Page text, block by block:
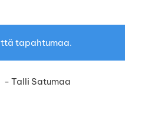
tapahtumaa.
- Talli Satumaa